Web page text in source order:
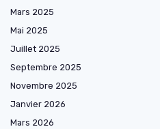
Mars 2025
Mai 2025
Juillet 2025
Septembre 2025
Novembre 2025
Janvier 2026
Mars 2026